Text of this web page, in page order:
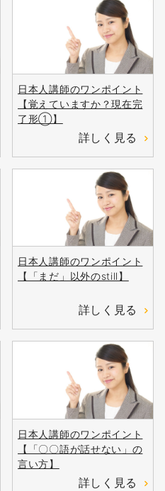
日本人講師のワンポイント
【覚えていますか？現在完
了形①】
詳しく見る
日本人講師のワンポイント
【「まだ」以外のstill】
詳しく見る
日本人講師のワンポイント
【「〇〇語が話せない」の
言い方】
詳しく見る